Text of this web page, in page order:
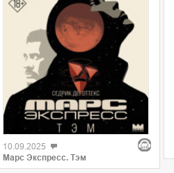
10.09.2025
Марс Экспресс. Тэм